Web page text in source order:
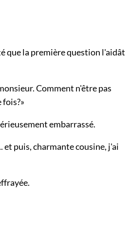
que la première question l'aidât
Comment n'être pas
fois?»
embarrassé.
et puis, charmante cousine, j'ai